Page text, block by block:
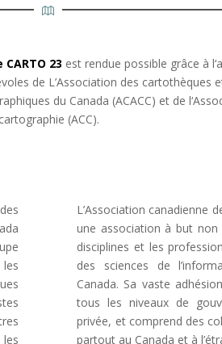
23 estrendue possible grâce à l‘a
voles de L’Association des cartothèques
du Canada (ACACC) etde l‘Ass
cartographie (ACC).
L’Association canadienne
une association à but
disciplines et les
des sciences de
Canada. Sa vaste
tous les niveaux de
privée, et comprend des
partout au Canada et à